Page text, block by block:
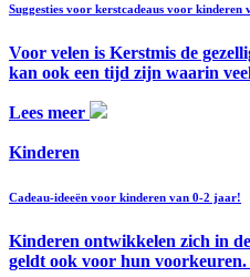
Suggesties voor kerstcadeaus voor kinderen
Voor velen is Kerstmis de
kan ook een tijd zijn waarin
Lees meer
Kinderen
Cadeau-ideeën voor kinderen van 0-2 jaar!
Kinderen ontwikkelen zich in
geldt ook voor hun